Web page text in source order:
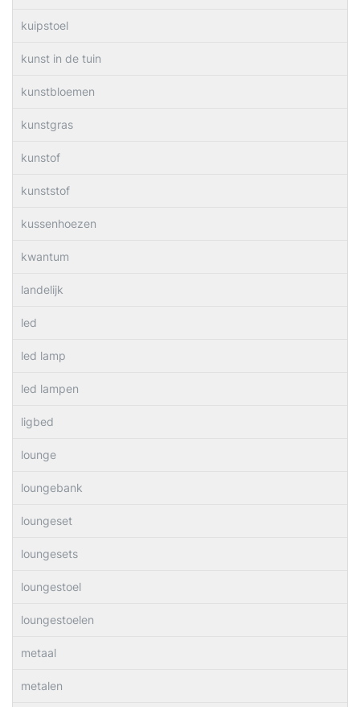
kuipstoel
kunst in de tuin
kunstbloemen
kunstgras
kunstof
kunststof
kussenhoezen
kwantum
landelijk
led
led lamp
led lampen
ligbed
lounge
loungebank
loungeset
loungesets
loungestoel
loungestoelen
metaal
metalen